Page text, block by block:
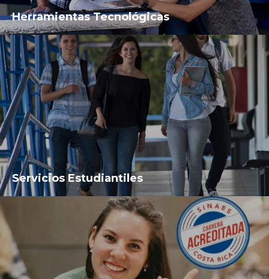
Herramientas Tecnológicas
Servicios Estudiantiles